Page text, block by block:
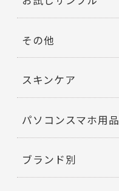
その他
スキンケア
パソコンスマホ用品
ブランド別